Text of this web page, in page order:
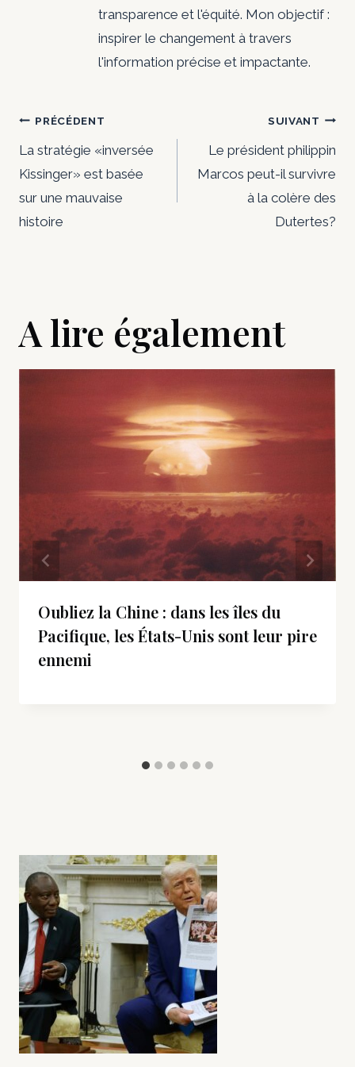
transparence et l'équité. Mon objectif :
inspirer le changement à travers
l'information précise et impactante.
Navigation
de
l’article
PRÉCÉDENT
La stratégie «inversée
Kissinger» est basée
sur une mauvaise
histoire
SUIVANT
Le président philippin
Marcos peut-il survivre
à la colère des
Dutertes?
A lire également
Oubliez la Chine : dans les îles du
Pacifique, les États-Unis sont leur pire
ennemi